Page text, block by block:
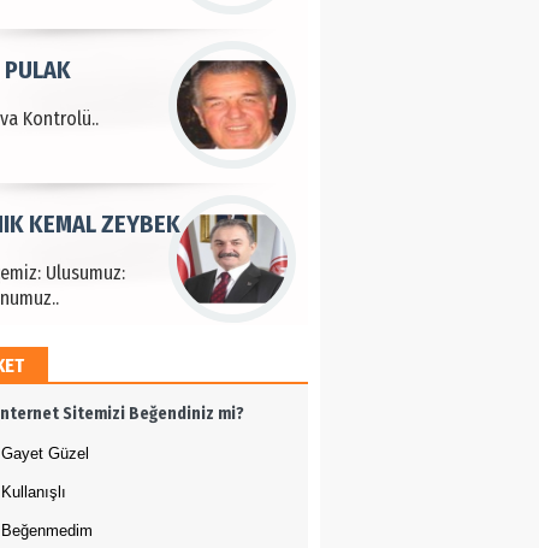
Kontrolü..
PULAK
Ulusumuz:
KEMAL ZEYBEK
12 Eylül..
TAŞDEMİR
BULUZ
Sitemizi Beğendiniz mi?
Gayet Güzel
Kullanışlı
Beğenmedim